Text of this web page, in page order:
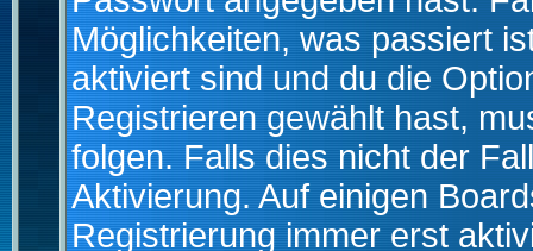
Möglichkeiten, was passiert
aktiviert sind und du die
Registrieren gewählt hast,
folgen. Falls dies nicht der
Aktivierung. Auf einigen
Registrierung immer erst